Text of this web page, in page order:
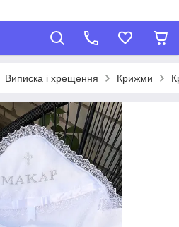
Виписка і хрещення Крижми